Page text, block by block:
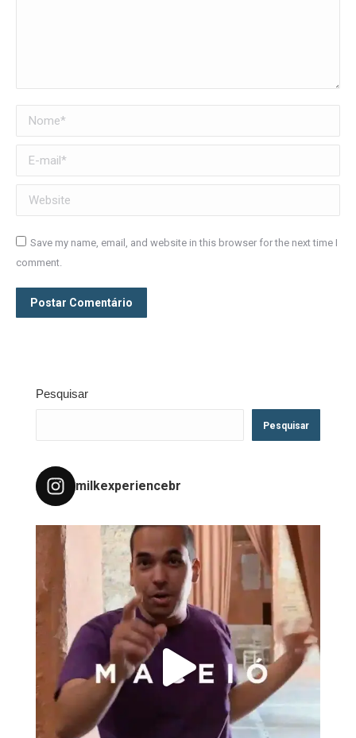
Nome *
E-mail *
Website
Save my name, email, and website in this browser for the next time I
comment.
Postar Comentário
Pesquisar
Pesquisar
milkexperiencebr